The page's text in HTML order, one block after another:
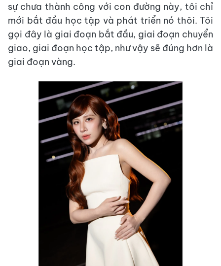
sự chưa thành công với con đường này, tôi chỉ
mới bắt đầu học tập và phát triển nó thôi. Tôi
gọi đây là giai đoạn bắt đầu, giai đoạn chuyển
giao, giai đoạn học tập, như vậy sẽ đúng hơn là
giai đoạn vàng.